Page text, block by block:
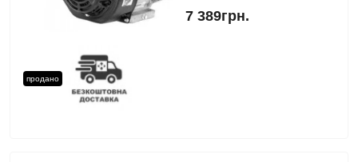
продано
7 389грн.